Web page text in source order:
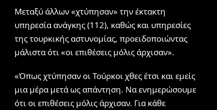
Μεταξύ άλλων «χτύπησαν» την έκτακτη
υπηρεσία ανάγκης (112), καθώς και υπηρεσίες
της τουρκικής αστυνομίας, προειδοποιώντας
μάλιστα ότι «οι επιθέσεις μόλις άρχισαν».
«Όπως χτύπησαν οι Τούρκοι χθες έτσι και εμείς
μια μέρα μετά ως απάντηση. Να ενημερώσουμε
ότι οι επιθέσεις μόλις άρχισαν. Για κάθε